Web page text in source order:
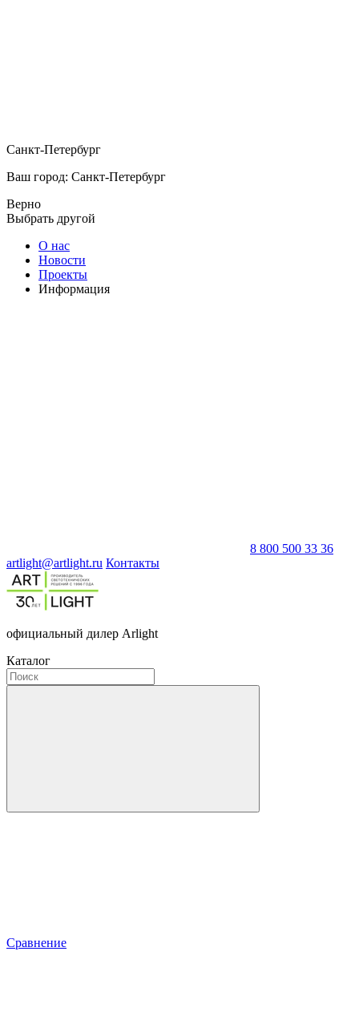
Санкт-Петербург
Ваш город: Санкт-Петербург
Верно
Выбрать другой
О нас
Новости
Проекты
Информация
8 800 500 33 36
artlight@artlight.ru Контакты
официальный дилер Arlight
Каталог
Сравнение